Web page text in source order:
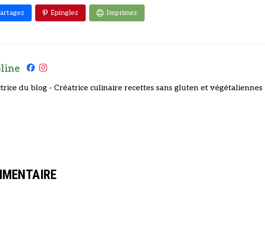
Epinglez Imprimez
du blog - Créatrice culinaire recettes sans gluten et végétaliennes